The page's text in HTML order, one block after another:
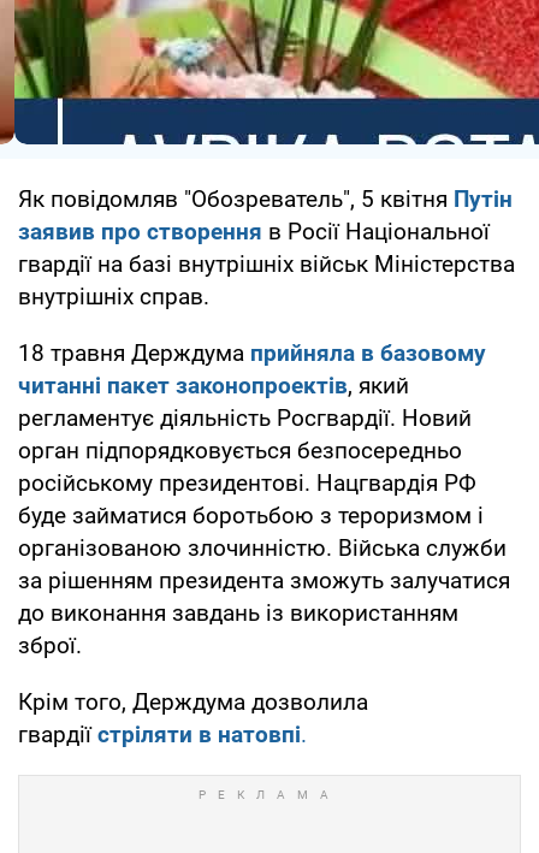
Як повідомляв "Обозреватель", 5 квітня Путін
заявив про створення в Росії Національної
гвардії на базі внутрішніх військ Міністерства
внутрішніх справ.
18 травня Держдума прийняла в базовому
читанні пакет законопроектів, який
регламентує діяльність Росгвардії. Новий
орган підпорядковується безпосередньо
російському президентові. Нацгвардія РФ
буде займатися боротьбою з тероризмом і
організованою злочинністю. Війська служби
за рішенням президента зможуть залучатися
до виконання завдань із використанням
зброї.
Крім того, Держдума дозволила
гвардіїстріляти в натовпі.